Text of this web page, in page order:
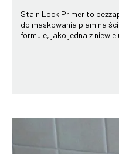
Stain Lock Primer to
do maskowania plam na
formule, jako jedna z